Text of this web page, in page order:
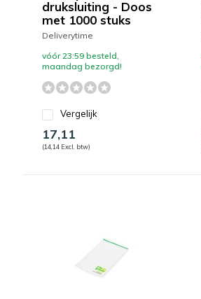
druksluiting - Doos
met 1000 stuks
Deliverytime
vóór 23:59 besteld,
maandag bezorgd!
Vergelijk
17,11
(14,14 Excl. btw)